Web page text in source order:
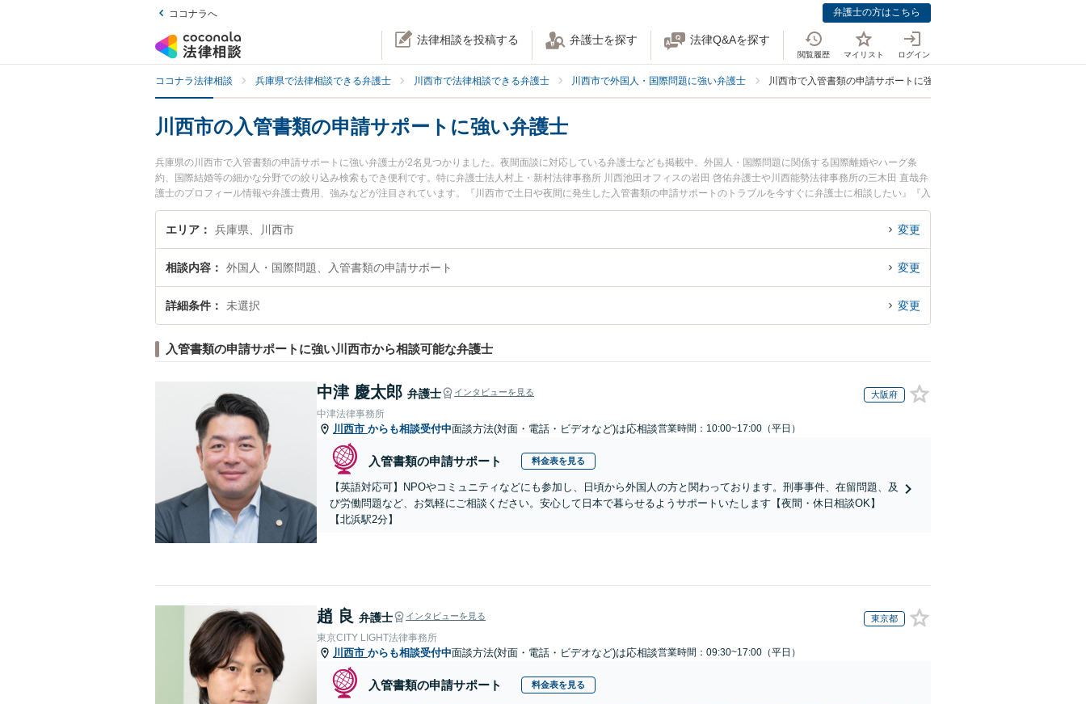
ココナラへ 弁護士の方はこちら
法律相談を投稿する 弁護士を探す 法律Q&Aを探す
閲覧履歴 マイリスト ログイン
ココナラ法律相談 兵庫県で法律相談できる弁護士 川西市で法律相談できる弁護士 川西市で外国人・国際問題に強い弁護士 川西市で入管書類の申請サポートに強い弁護士
川西市の入管書類の申請サポートに強い弁護士
兵庫県の川西市で入管書類の申請サポートに強い弁護士が2名見つかりました。夜間面談に対応している弁護士なども掲載中。外国人・国際問題に関係する国際離婚やハーグ条
約、国際結婚等の細かな分野での絞り込み検索もでき便利です。特に弁護士法人村上・新村法律事務所 川西池田オフィスの岩田 啓佑弁護士や川西能勢法律事務所の三木田 直哉弁
護士のプロフィール情報や弁護士費用、強みなどが注目されています。『川西市で土日や夜間に発生した入管書類の申請サポートのトラブルを今すぐに弁護士に相談したい』『入
管書類の申請サポートのトラブル解決の実績豊富な近くの弁護士を検索したい』『初回相談無料で入管書類の申請サポートを法律相談できる川西市内の弁護士に相談予約したい』
などでお困りの相談者さんにおすすめです。
エリア 兵庫県、川西市 変更
相談内容 外国人・国際問題、入管書類の申請サポート 変更
詳細条件 未選択 変更
入管書類の申請サポートに強い川西市から相談可能な弁護士
中津 慶太郎 弁護士 インタビューを見る 大阪府
中津法律事務所
川西市 からも相談受付中面談方法(対面・電話・ビデオなど)は応相談営業時間：10:00~17:00（平日）
入管書類の申請サポート 料金表を見る
【英語対応可】NPOやコミュニティなどにも参加し、日頃から外国人の方と関わっております。刑事事件、在留問題、及
び労働問題など、お気軽にご相談ください。安心して日本で暮らせるようサポートいたします【夜間・休日相談OK】
【北浜駅2分】
趙 良 弁護士 インタビューを見る 東京都
東京CITY LIGHT法律事務所
川西市 からも相談受付中面談方法(対面・電話・ビデオなど)は応相談営業時間：09:30~17:00（平日）
入管書類の申請サポート 料金表を見る